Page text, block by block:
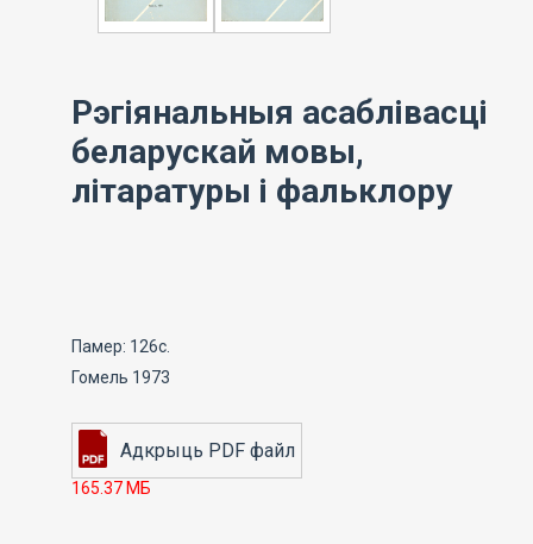
Рэгіянальныя асаблівасці
беларускай мовы,
літаратуры і фальклору
Памер: 126с.
Гомель 1973
165.37 МБ